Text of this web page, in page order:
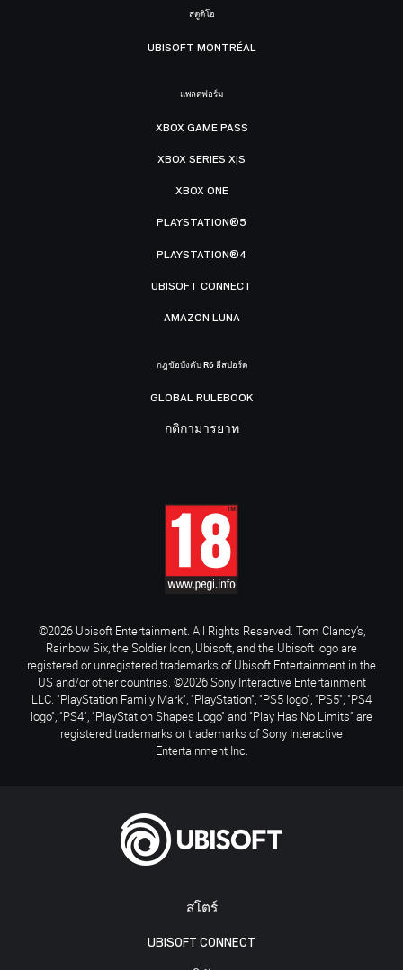
สโตร์
UBISOFT CONNECT
สตูดิโอ
UBISOFT MONTRÉAL
แพลตฟอร์ม
XBOX GAME PASS
XBOX SERIES X|S
XBOX ONE
PLAYSTATION®5
PLAYSTATION®4
UBISOFT CONNECT
AMAZON LUNA
กฎข้อบังคับ R6 อีสปอร์ต
GLOBAL RULEBOOK
กติกามารยาท
©2026 Ubisoft Entertainment. All Rights Reserved. Tom Clancy’s,
Rainbow Six, the Soldier Icon, Ubisoft, and the Ubisoft logo are
registered or unregistered trademarks of Ubisoft Entertainment in the
US and/or other countries. ©2026 Sony Interactive Entertainment
LLC. "PlayStation Family Mark", "PlayStation", "PS5 logo", "PS5", "PS4
logo", "PS4", "PlayStation Shapes Logo" and "Play Has No Limits" are
registered trademarks or trademarks of Sony Interactive
Entertainment Inc.